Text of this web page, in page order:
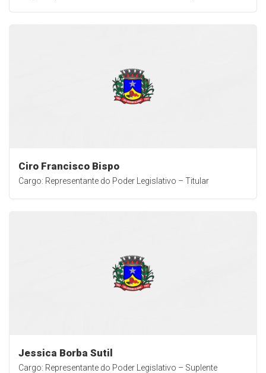
Ciro Francisco Bispo
Cargo: Representante do Poder Legislativo – Titular
Jessica Borba Sutil
Cargo: Representante do Poder Legislativo – Suplente